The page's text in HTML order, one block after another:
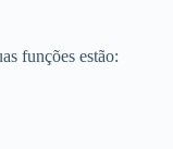
funções estão: